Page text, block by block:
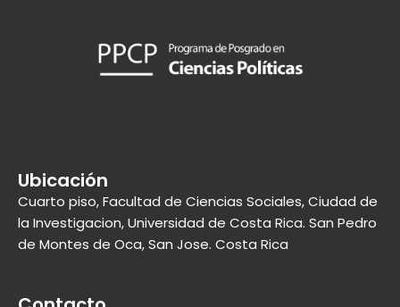
Ubicación
Cuarto piso, Facultad de Ciencias Sociales, Ciudad de
la Investigacion, Universidad de Costa Rica. San Pedro
de Montes de Oca, San Jose. Costa Rica